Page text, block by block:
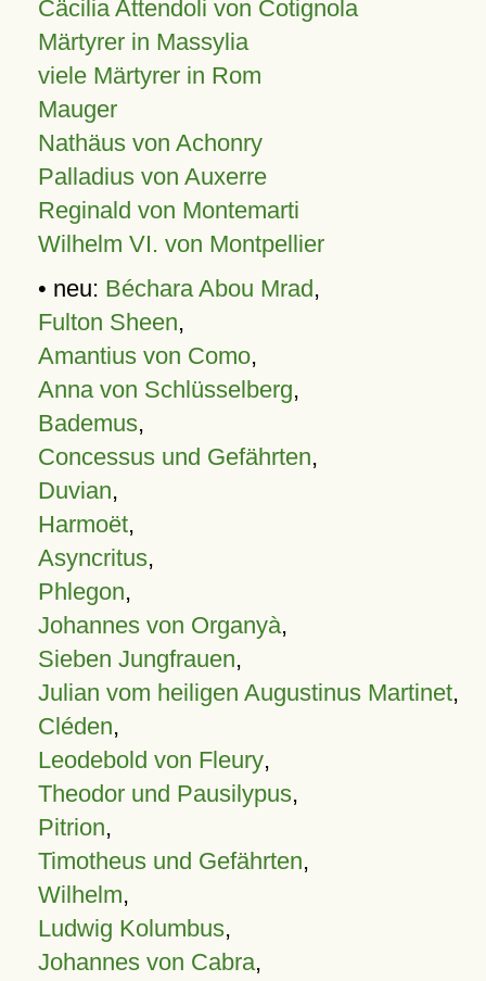
Cäcilia Attendoli von Cotignola
Märtyrer in Massylia
viele Märtyrer in Rom
Mauger
Nathäus von Achonry
Palladius von Auxerre
Reginald von Montemarti
Wilhelm VI. von Montpellier
• neu: Béchara Abou Mrad,
Fulton Sheen,
Amantius von Como,
Anna von Schlüsselberg,
Bademus,
Concessus und Gefährten,
Duvian,
Harmoët,
Asyncritus,
Phlegon,
Johannes von Organyà,
Sieben Jungfrauen,
Julian vom heiligen Augustinus Martinet,
Cléden,
Leodebold von Fleury,
Theodor und Pausilypus,
Pitrion,
Timotheus und Gefährten,
Wilhelm,
Ludwig Kolumbus,
Johannes von Cabra,